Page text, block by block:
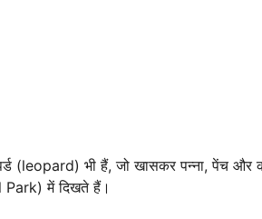
(leopard) भी हैं, जो खासकर पन्ना, पेंच और
में दिखते हैं।